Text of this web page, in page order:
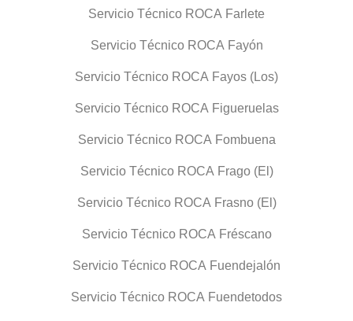
Servicio Técnico ROCA Farlete
Servicio Técnico ROCA Fayón
Servicio Técnico ROCA Fayos (Los)
Servicio Técnico ROCA Figueruelas
Servicio Técnico ROCA Fombuena
Servicio Técnico ROCA Frago (El)
Servicio Técnico ROCA Frasno (El)
Servicio Técnico ROCA Fréscano
Servicio Técnico ROCA Fuendejalón
Servicio Técnico ROCA Fuendetodos